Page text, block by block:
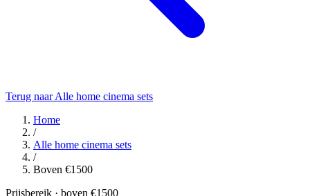
Terug naar Alle home cinema sets
Home
/
Alle home cinema sets
/
Boven €1500
Prijsbereik · boven €1500